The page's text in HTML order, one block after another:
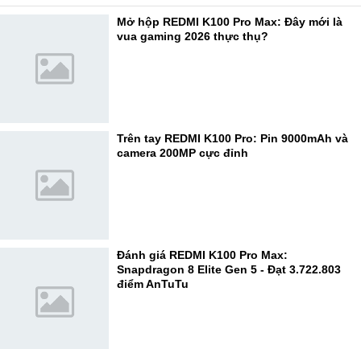
Mở hộp REDMI K100 Pro Max: Đây mới là
vua gaming 2026 thực thụ?
Trên tay REDMI K100 Pro: Pin 9000mAh và
camera 200MP cực đỉnh
Đánh giá REDMI K100 Pro Max:
Snapdragon 8 Elite Gen 5 - Đạt 3.722.803
điểm AnTuTu